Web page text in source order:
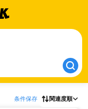
条件保存 関連度順